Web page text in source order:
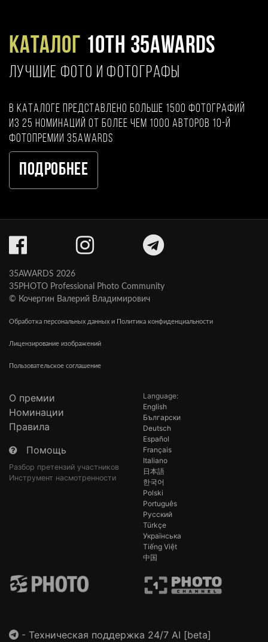
Каталог 10TH 35AWARDS
ЛУЧШИЕ ФОТО И ФОТОГРАФЫ
В каталоге представлено больше 1500 фотографий
из 25 номинаций от более чем 1000 авторов 10-й
фотопремии 35AWARDS
Подробнее
35AWARDS 2026
35PHOTO Professional Photo Community
© Кочергин Валерий Владимирович
Обработка персональных данных и Политика конфиденциальности
Лицензирование изображений
Пользовательское соглашение
О премии
Номинации
Правила
Помощь
Разбор претензий участников
Инструмент насмотренности
Language:
English
Български
Deutsch
Español
Français
Italiano
日本語
한국어
Polski
Português
Русский
Türkçe
Українська
Tiếng Việt
中国
- Техническая поддержка 24/7 AI [beta]